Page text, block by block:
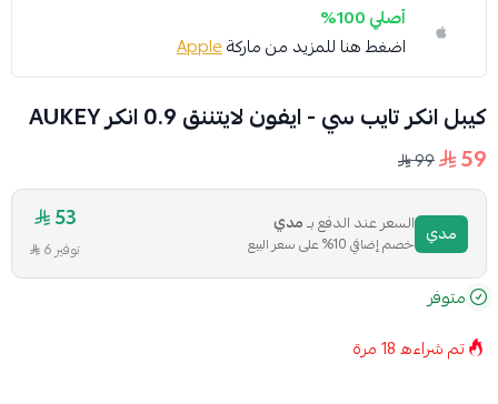
أصلي 100%
اضغط هنا للمزيد من ماركةApple
كيبل انكر تايب سي - ايفون لايتننق 0.9 انكر AUKEY
59
99
مدي السعر عند الدفع بـمدي
خصم إضافي 10% على سعر البيع
53
توفير 6
متوفر
تم شراءه18مرة